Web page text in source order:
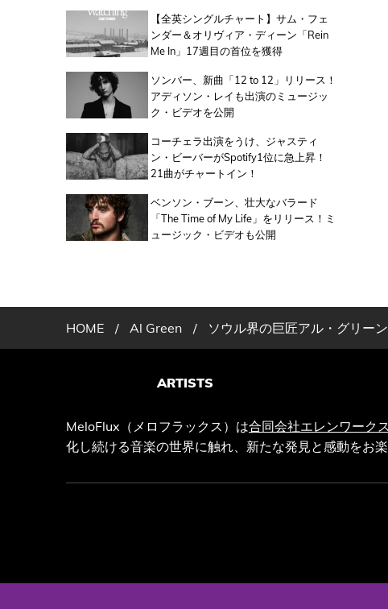
【全英シングルチャート】サム・フェ
ンダー＆オリヴィア・ディーン「Rein
Me In」17週目の首位を獲得
ソンバー、新曲「12 to 12」リリース！
アディソン・レイも出演のミュージッ
ク・ビデオを公開
コーチェラ出演をうけ、ジャスティ
ン・ビーバーがSpotify1位に急上昇！
21曲がチャートイン！
ベンソン・ブーン、壮大なバラード
「The Time of My Life」をリリース！ミ
ュージック・ビデオも公開
HOME / Al Green / ソウル界の巨匠アル・グリー
ARTISTS
MeloFlux（メロフラックス）は合同会社エレンワークス
化し続ける音楽の世界に触れ、新たな発見と感動をお楽